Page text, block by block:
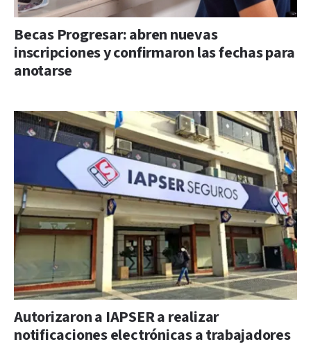
Becas Progresar: abren nuevas
inscripciones y confirmaron las fechas para
anotarse
Autorizaron a IAPSER a realizar
notificaciones electrónicas a trabajadores